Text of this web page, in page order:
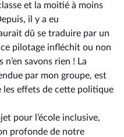
et la moitié à moins
il y a eu
dû se traduire par un
pilotage infléchit ou non
savons rien ! La
par mon groupe, est
les effets de cette politique
pour l’école inclusive,
profonde de notre